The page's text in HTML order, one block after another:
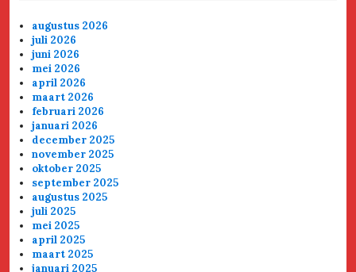
augustus 2026
juli 2026
juni 2026
mei 2026
april 2026
maart 2026
februari 2026
januari 2026
december 2025
november 2025
oktober 2025
september 2025
augustus 2025
juli 2025
mei 2025
april 2025
maart 2025
januari 2025